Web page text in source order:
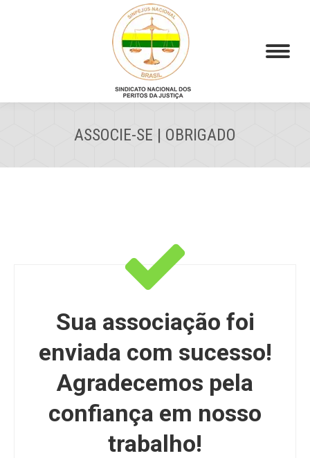
ASSOCIE-SE | OBRIGADO
Sua associação foi
enviada com sucesso!
Agradecemos pela
confiança em nosso
trabalho!